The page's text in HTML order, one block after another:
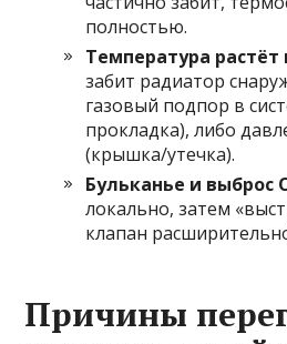
полностью.
Температура растёт
забит радиатор
газовый подпор в
прокладка), либо
(крышка/утечка).
Бульканье и выброс
локально, затем
клапан
Причины